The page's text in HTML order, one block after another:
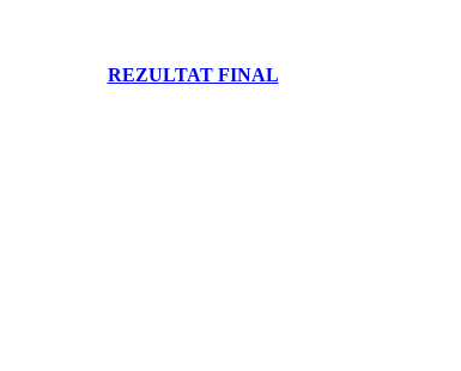
REZULTAT FINAL